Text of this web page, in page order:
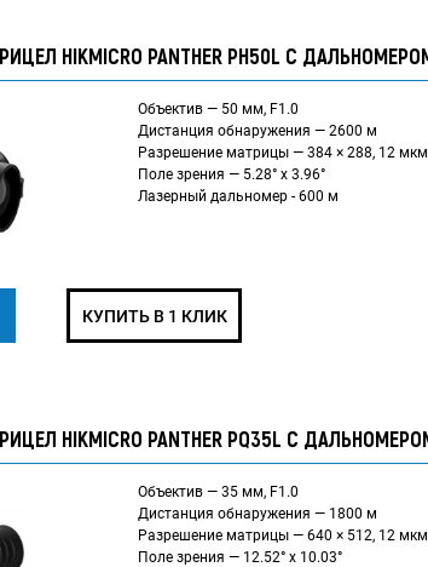
HIKMICRO PANTHER PH50L С
Объектив — 50 мм, F1.0
Дистанция обнаружения — 2600 м
Разрешение матрицы — 384 × 288, 12 мкм
Поле зрения — 5.28° x 3.96°
Лазерный дальномер - 600 м
КУПИТЬ В 1 КЛИК
HIKMICRO PANTHER PQ35L С
Объектив — 35 мм, F1.0
Дистанция обнаружения — 1800 м
Разрешение матрицы — 640 × 512, 12 мкм
Поле зрения — 12.52° x 10.03°